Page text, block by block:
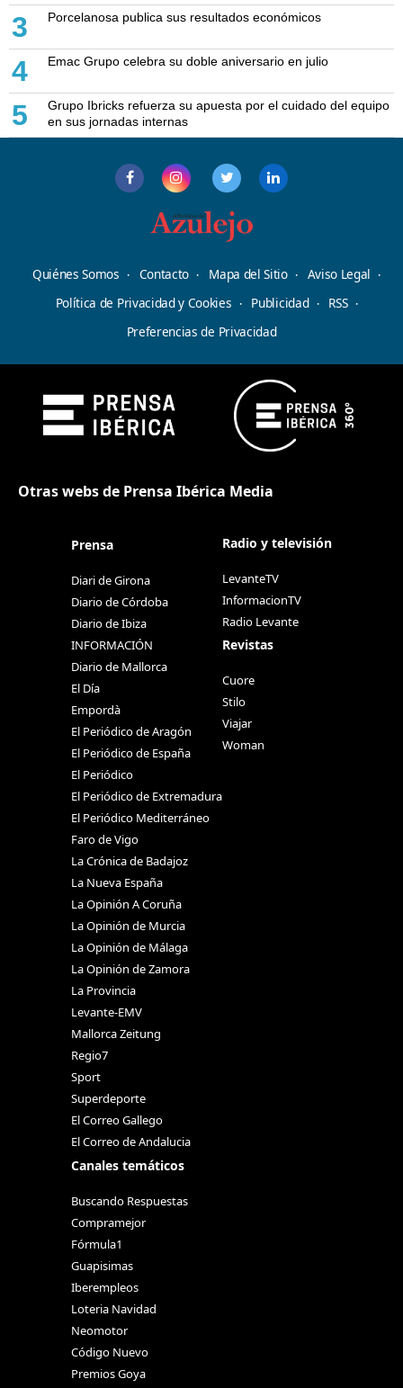
3 Porcelanosa publica sus resultados económicos
4 Emac Grupo celebra su doble aniversario en julio
5
Grupo Ibricks refuerza su apuesta por el cuidado del equipo
en sus jornadas internas
Quiénes Somos Contacto Mapa del Sitio
Aviso Legal
Política de Privacidad y Cookies
Publicidad
RSS
Preferencias de Privacidad
Otras webs de Prensa Ibérica Media
Prensa
Diari de Girona
Diario de Córdoba
Diario de Ibiza
INFORMACIÓN
Diario de Mallorca
El Día
Empordà
El Periódico de Aragón
El Periódico de España
El Periódico
El Periódico de Extremadura
El Periódico Mediterráneo
Faro de Vigo
La Crónica de Badajoz
La Nueva España
La Opinión A Coruña
La Opinión de Murcia
La Opinión de Málaga
La Opinión de Zamora
La Provincia
Levante-EMV
Mallorca Zeitung
Regio7
Sport
Superdeporte
El Correo Gallego
El Correo de Andalucia
Canales temáticos
Buscando Respuestas
Compramejor
Fórmula1
Guapisimas
Iberempleos
Loteria Navidad
Neomotor
Código Nuevo
Premios Goya
Radio y televisión
LevanteTV
InformacionTV
Radio Levante
Revistas
Cuore
Stilo
Viajar
Woman